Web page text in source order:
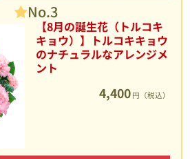
No.3
【8月の誕生花（トルコキ
キョウ）】トルコキキョウ
のナチュラルなアレンジメ
ント
4,400 円（税込）